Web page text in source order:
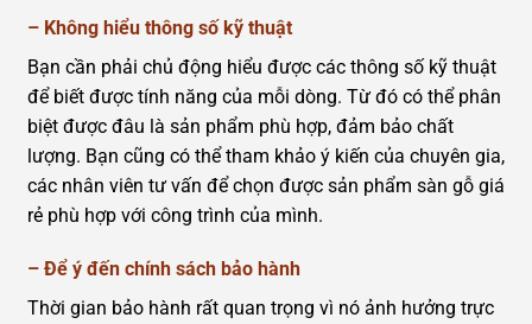
– Không hiểu thông số kỹ thuật
Bạn cần phải chủ động hiểu được các thông số kỹ thuật
để biết được tính năng của mỗi dòng. Từ đó có thể phân
biệt được đâu là sản phẩm phù hợp, đảm bảo chất
lượng. Bạn cũng có thể tham khảo ý kiến của chuyên gia,
các nhân viên tư vấn để chọn được sản phẩm sàn gỗ giá
rẻ phù hợp với công trình của mình.
– Để ý đến chính sách bảo hành
Thời gian bảo hành rất quan trọng vì nó ảnh hưởng trực